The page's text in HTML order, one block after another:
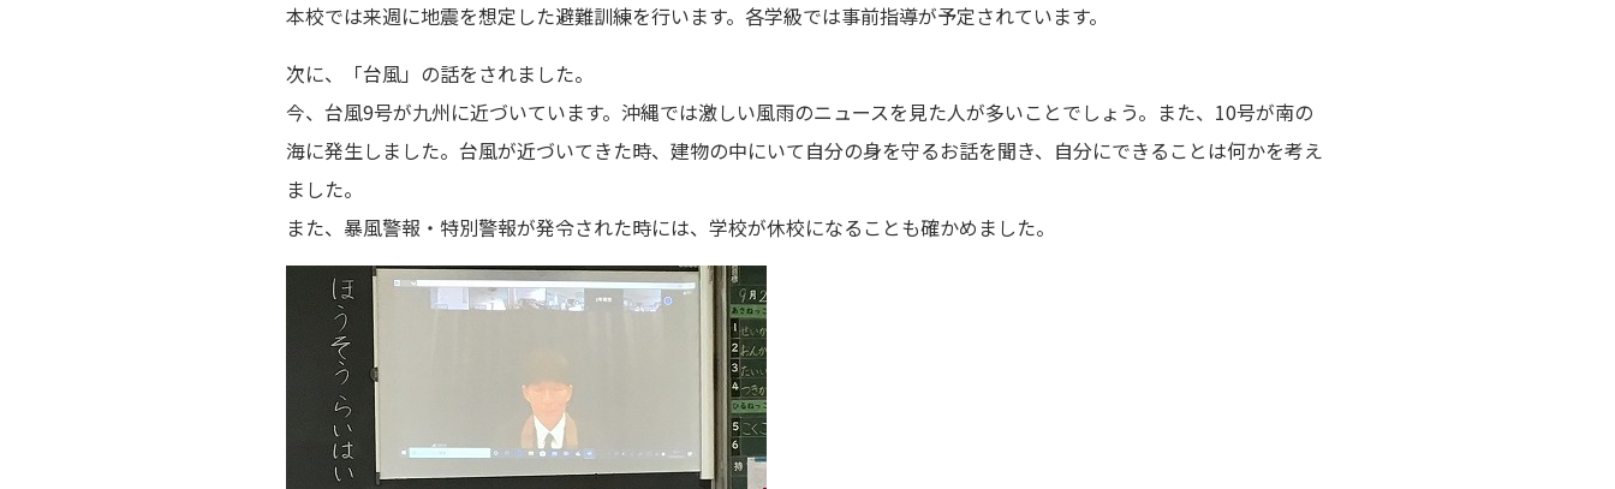
本校では来週に地震を想定した避難訓練を行います。各学級では事前指導が予定されています。
次に、「台風」の話をされました。
今、台風9号が九州に近づいています。沖縄では激しい風雨のニュースを見た人が多いことでしょう。また、10号が南の
海に発生しました。台風が近づいてきた時、建物の中にいて自分の身を守るお話を聞き、自分にできることは何かを考え
ました。
また、暴風警報・特別警報が発令された時には、学校が休校になることも確かめました。